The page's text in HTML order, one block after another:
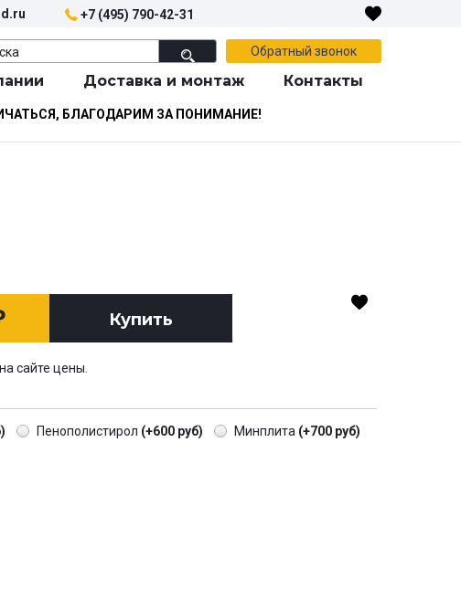
+7 (495) 790-42-31
Обратный звонок
Доставка и монтаж Контакты
БЛАГОДАРИМ ЗА ПОНИМАНИЕ!
Купить
сайте цены.
Пенополистирол (+600 руб) Минплита (+700 руб)